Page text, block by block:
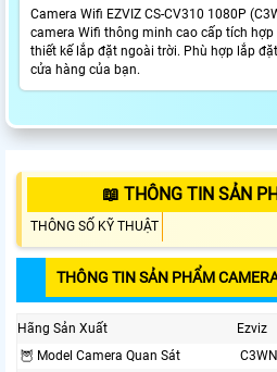
Camera Wifi EZVIZ CS-CV310 1080P
camera Wifi thông minh cao cấp tích
thiết kế lắp đặt ngoài trời. Phù hợp lắp
cửa hàng của bạn.
📖 THÔNG TIN SẢN
THÔNG SỐ KỸ THUẬT
THÔNG TIN SẢN PHẨM
Hãng Sản Xuất
Ezviz
🦉 Model Camera Quan Sát
C3WN